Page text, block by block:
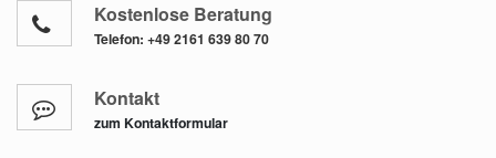
Kostenlose Beratung
Telefon: +49 2161 639 80 70
Kontakt
zum Kontaktformular